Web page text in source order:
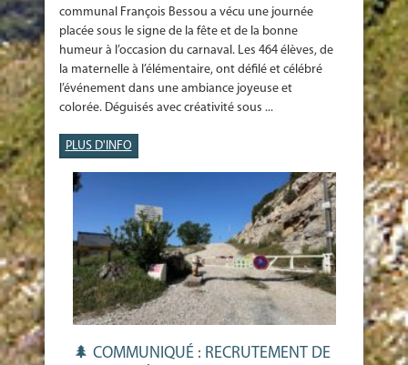
communal François Bessou a vécu une journée
placée sous le signe de la fête et de la bonne
humeur à l’occasion du carnaval. Les 464 élèves, de
la maternelle à l’élémentaire, ont défilé et célébré
l’événement dans une ambiance joyeuse et
colorée. Déguisés avec créativité sous ...
PLUS D'INFO
🌲 COMMUNIQUÉ : RECRUTEMENT DE